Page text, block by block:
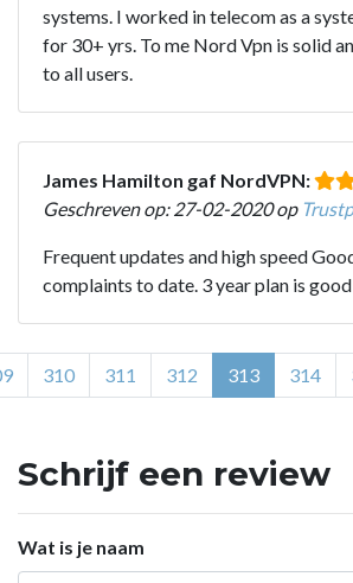
systems. I worked in telecom as a
for 30+ yrs. To me Nord Vpn is solid
to all users.
James Hamilton gaf NordVPN:
Geschreven op: 27-02-2020 op
Frequent updates and high speed
complaints to date. 3 year plan is good
310 311 312 313 314
Schrijf een review
Wat is je naam